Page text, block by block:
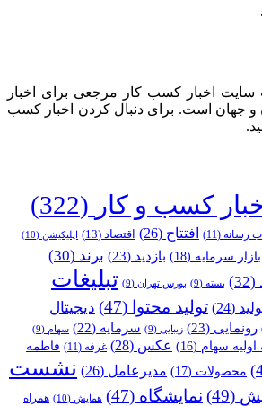
اخبار کسب کار مرجعی برای اخبار
و جهان است. برای دنبال کردن اخبار کسب
کسب و کار (322)
رسانه (11) افتتاح (26) اقتصاد (13) اپلیکیشن (10)
بازار سرمایه (18) بازدید (23) برند (30)
(32) بسته (9) بورس تهران (9)
تبلیغات
(24) تولید محتوا (47)
دیجیتال
رونمایی (23) زیبایی (9) سرمایه (22) سهام (9)
سهام (16) عکس (28) غرفه (11)
فاطمه
محصولات (17) مدیرعامل (26)
نشست
(49) نمایشگاه (47) همایش (10) همراه